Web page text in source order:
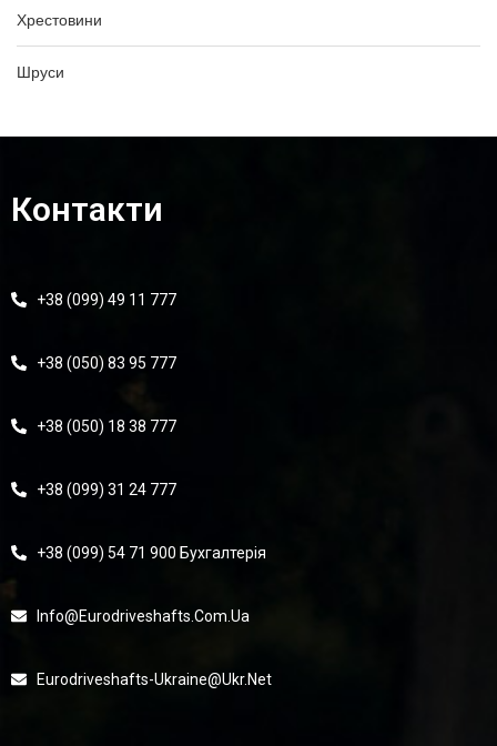
Хрестовини
Шруси
Контакти
+38 (099) 49 11 777
+38 (050) 83 95 777
+38 (050) 18 38 777
+38 (099) 31 24 777
+38 (099) 54 71 900 Бухгалтерія
Info@eurodriveshafts.com.ua
Eurodriveshafts-Ukraine@ukr.net